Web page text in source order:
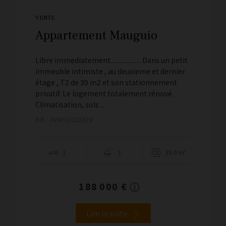
VENTE
Appartement Mauguio
Libre immediatement.................... Dans un petit
immeuble intimiste , au deuxieme et dernier
étage , T2 de 39 m2 et son stationnement
privatif. Le logement totalement rénové.
Climatisation, sols ...
188 000 €
Lire la suite